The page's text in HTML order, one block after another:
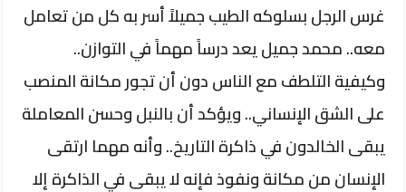
​غرس الرجل بسلوكه الطيب جميلاً أسر به كل من تعامل
معه.. محمد جميل يعد درساً مهماً في التوازن..
وكيفية التلطف مع الناس دون أن تجور مكانة المنصب
على الشق الإنساني.. ويؤكد أن بالنبل وحسن المعاملة
يبقى الخالدون في ذاكرة التاريخ.. وأنه مهما ارتقى
الإنسان من مكانة ونفوذ فإنه لا يبقى في الذاكرة إلا